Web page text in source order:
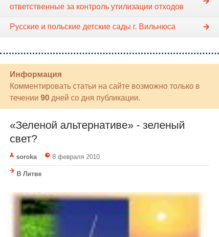
ответственные за контроль утилизации отходов
Русские и польские детские сады г. Вильнюса
Информация
Комментировать статьи на сайте возможно только в
течении 90 дней со дня публикации.
«Зеленой альтернативе» - зеленый
свет?
soroka 8 февраля 2010
В Литве